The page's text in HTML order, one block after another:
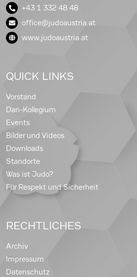
+43 1 332 48 48
office@judoaustria.at
www.judoaustria.at
QUICK LINKS
Vorstand
Dan-Kollegium
Events
Bilder und Videos
Downloads
Standorte
Was ist Judo?
Für Respekt und Sicherheit
RECHTLICHES
Archiv
Impressum
Datenschutz